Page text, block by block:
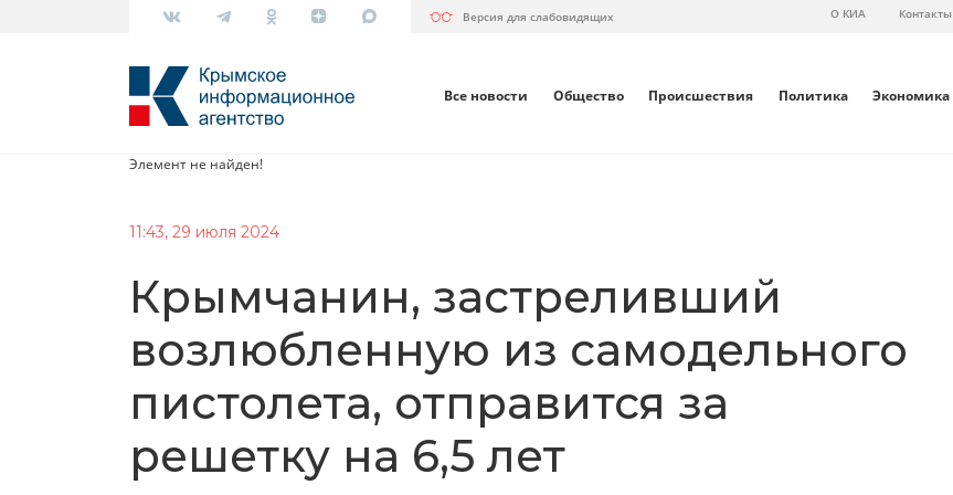
Версия для слабовидящих О КИА Контакты
Все новости Общество Происшествия Политика Экономика
Элемент не найден!
11:43, 29 июля 2024
Крымчанин, застреливший
возлюбленную из самодельного
пистолета, отправится за
решетку на 6,5 лет